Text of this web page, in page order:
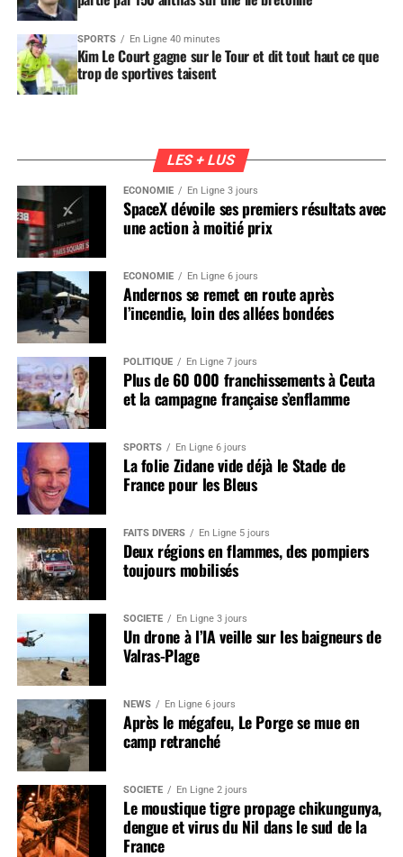
SPORTS En Ligne 40 minutes
Kim Le Court gagne sur le Tour et dit tout haut ce que
trop de sportives taisent
LES + LUS
ÉCONOMIE En Ligne 3 jours
SpaceX dévoile ses premiers résultats avec
une action à moitié prix
ÉCONOMIE En Ligne 6 jours
Andernos se remet en route après
l’incendie, loin des allées bondées
POLITIQUE En Ligne 7 jours
Plus de 60 000 franchissements à Ceuta
et la campagne française s’enflamme
SPORTS En Ligne 6 jours
La folie Zidane vide déjà le Stade de
France pour les Bleus
FAITS DIVERS En Ligne 5 jours
Deux régions en flammes, des pompiers
toujours mobilisés
SOCIÉTÉ En Ligne 3 jours
Un drone à l’IA veille sur les baigneurs de
Valras-Plage
NEWS En Ligne 6 jours
Après le mégafeu, Le Porge se mue en
camp retranché
SOCIÉTÉ En Ligne 2 jours
Le moustique tigre propage chikungunya,
dengue et virus du Nil dans le sud de la
France